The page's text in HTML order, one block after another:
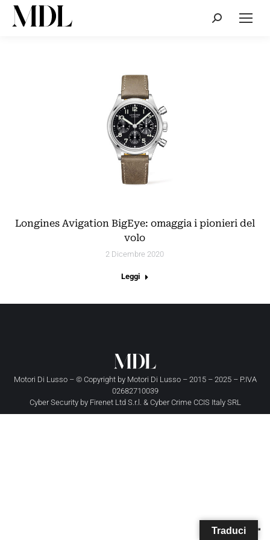
Cerca:
Longines Avigation BigEye: omaggia i pionieri del
volo
2 Dicembre 2020
Leggi
Motori Di Lusso – © Copyright by Motori Di Lusso– 2015 – 2025 – P.IVA
02682710039
Cyber Security by Firenet Ltd S.r.l. & Cyber Crime CCIS Italy SRL
Traduci